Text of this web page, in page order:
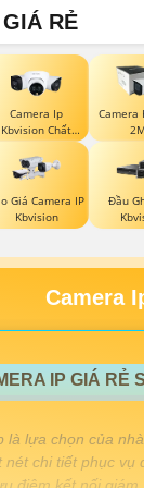
RẺ
Camera Ip
Kbvision Chất
Lượng
Camera
Giá Camera IP
Kbvision
Đầu
Camera
IP GIÁ RẺ
là lựa chọn của
nét chi tiết phục vụ